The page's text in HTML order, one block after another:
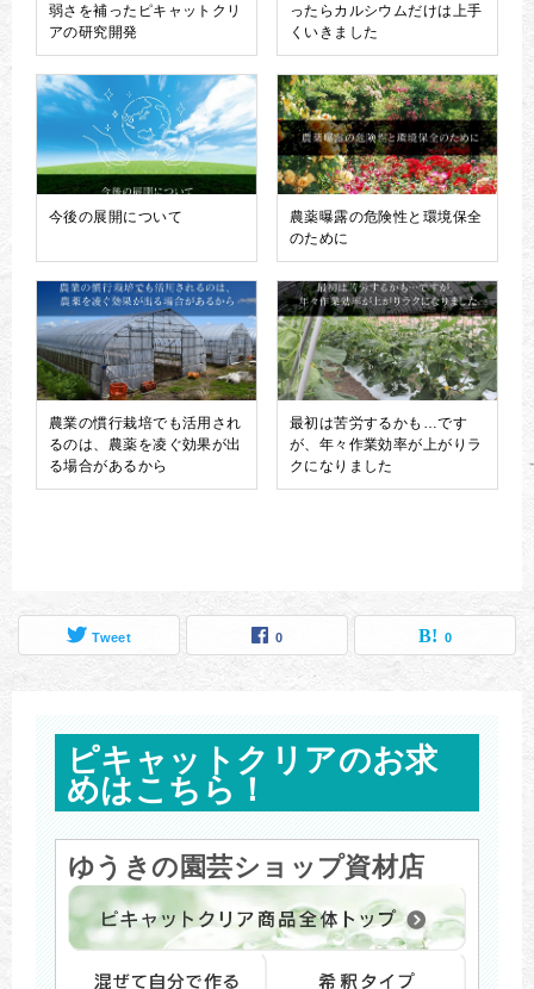
弱さを補ったピキャットクリ
アの研究開発
ったらカルシウムだけは上手
くいきました
今後の展開について
農薬曝露の危険性と環境保全
のために
農業の慣行栽培でも活用され
るのは、農薬を凌ぐ効果が出
る場合があるから
最初は苦労するかも…です
が、年々作業効率が上がりラ
クになりました
Tweet 0 0
ピキャットクリアのお求
めはこちら！
ゆうきの園芸ショップ資材店